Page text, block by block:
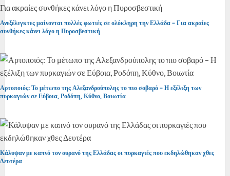
Ανεξέλεγκτες μαίνονται πολλές φωτιές σε ολόκληρη την Ελλάδα – Για ακραίες
συνθήκες κάνει λόγο η Πυροσβεστική
Αρτοποιός: Το μέτωπο της Αλεξανδρούπολης το πιο σοβαρό – Η εξέλιξη των
πυρκαγιών σε Εύβοια, Ροδόπη, Κύθνο, Βοιωτία
Κάλυψαν με καπνό τον ουρανό της Ελλάδας οι πυρκαγιές που εκδηλώθηκαν χθες
Δευτέρα